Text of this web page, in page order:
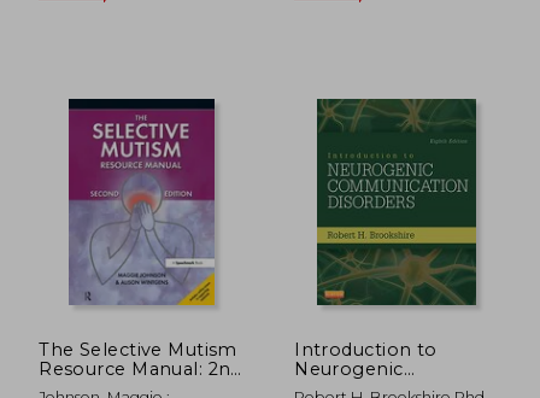
40%
dcto. $ 1.830
50%
dcto.
The Selective Mutism
Resource Manual: 2nd
Edition (en Inglés)
Introduction to
Neurogenic
Communication